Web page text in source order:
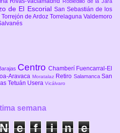
de El Escorial San Sebastián de los
Torrejón de Ardoz Torrelaguna Valdemoro
Centro Chamberí Fuencarral-El
Aravaca Moratalaz Retiro SalamancaSan
Tetuán Usera Vicálvaro
semana
e f i n
e